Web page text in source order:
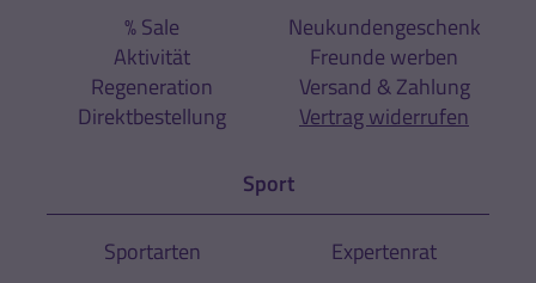
% Sale
Aktivität
Regeneration
Direktbestellung
Neukundengeschenk
Freunde werben
Versand & Zahlung
Vertrag widerrufen
Sport
Sportarten Expertenrat